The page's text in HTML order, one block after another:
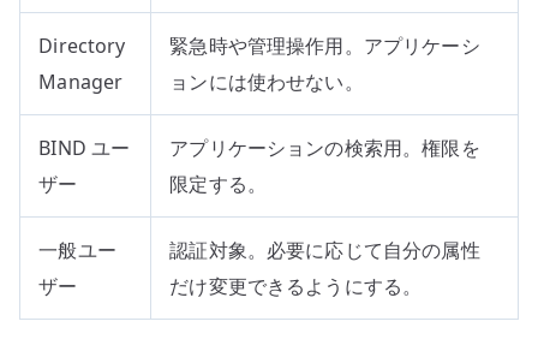
Directory
Manager
緊急時や管理操作用。アプリケーシ
ョンには使わせない。
BIND ユー
ザー
アプリケーションの検索用。権限を
限定する。
一般ユー
ザー
認証対象。必要に応じて自分の属性
だけ変更できるようにする。